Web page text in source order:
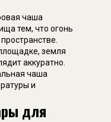
чаша
тем, что огонь
земля
аккуратно.
чаша
и
для